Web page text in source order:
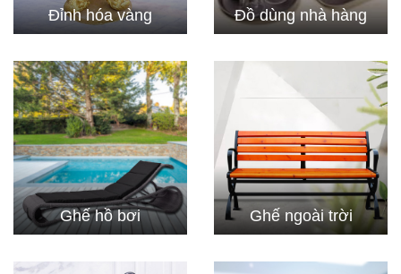
Đỉnh hóa vàng Đồ dùng nhà hàng
Ghế hồ bơi Ghế ngoài trời